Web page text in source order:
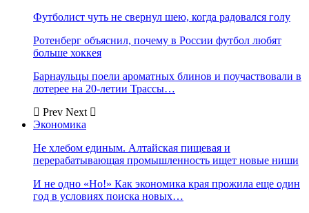
Футболист чуть не свернул шею, когда радовался голу
Ротенберг объяснил, почему в России футбол любят
больше хоккея
Барнаульцы поели ароматных блинов и поучаствовали в
лотерее на 20-летии Трассы…
Prev Next
Экономика
Не хлебом единым. Алтайская пищевая и
перерабатывающая промышленность ищет новые ниши
И не одно «Но!» Как экономика края прожила еще один
год в условиях поиска новых…